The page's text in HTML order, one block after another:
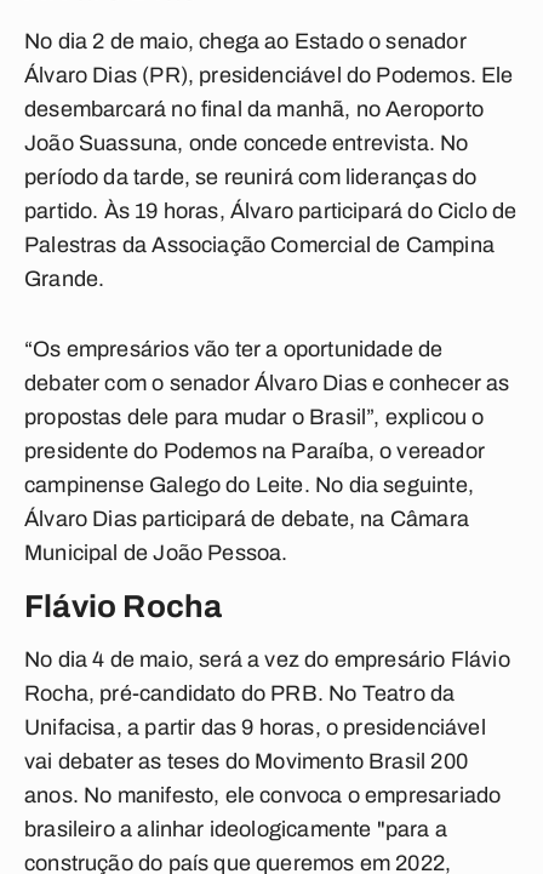
No dia 2 de maio, chega ao Estado o senador
Álvaro Dias (PR), presidenciável do Podemos. Ele
desembarcará no final da manhã, no Aeroporto
João Suassuna, onde concede entrevista. No
período da tarde, se reunirá com lideranças do
partido. Às 19 horas, Álvaro participará do Ciclo de
Palestras da Associação Comercial de Campina
Grande.
“Os empresários vão ter a oportunidade de
debater com o senador Álvaro Dias e conhecer as
propostas dele para mudar o Brasil”, explicou o
presidente do Podemos na Paraíba, o vereador
campinense Galego do Leite. No dia seguinte,
Álvaro Dias participará de debate, na Câmara
Municipal de João Pessoa.
Flávio Rocha
No dia 4 de maio, será a vez do empresário Flávio
Rocha, pré-candidato do PRB. No Teatro da
Unifacisa, a partir das 9 horas, o presidenciável
vai debater as teses do Movimento Brasil 200
anos. No manifesto, ele convoca o empresariado
brasileiro a alinhar ideologicamente "para a
construção do país que queremos em 2022,